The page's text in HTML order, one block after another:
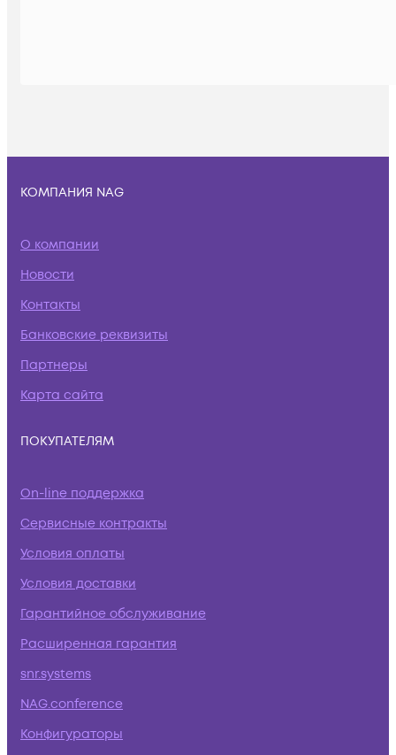
КОМПАНИЯ NAG
О компании
Новости
Контакты
Банковские реквизиты
Партнеры
Карта сайта
ПОКУПАТЕЛЯМ
On-line поддержка
Сервисные контракты
Условия оплаты
Условия доставки
Гарантийное обслуживание
Расширенная гарантия
snr.systems
NAG.conference
Конфигураторы